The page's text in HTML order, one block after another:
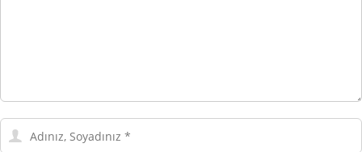
Adınız,
Soyadınız